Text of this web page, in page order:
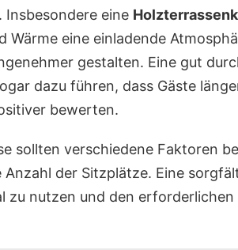
eine
Wärme eine einladende
gestalten. Eine gut
dazu führen, dass Gäste
bewerten.
sollten verschiedene Faktoren
Anzahl der Sitzplätze. Eine
zu nutzen und den